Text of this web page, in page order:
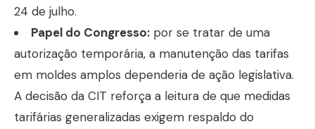
24 de julho.
Papel do Congresso: por se tratar de uma
autorização temporária, a manutenção das tarifas
em moldes amplos dependeria de ação legislativa.
A decisão da CIT reforça a leitura de que medidas
tarifárias generalizadas exigem respaldo do